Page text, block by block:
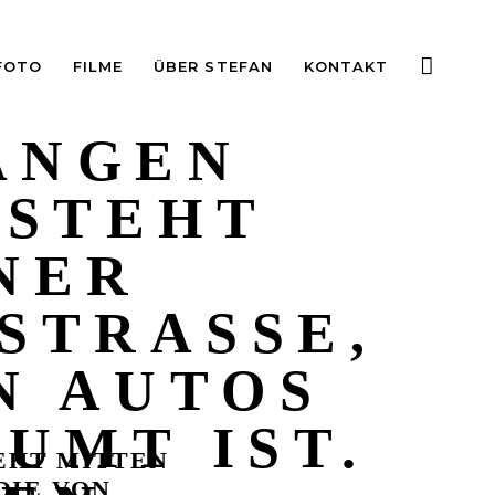
FILME ÜBER STEFAN KONTAKT
D
U
IST. S
MITTEN
VON P